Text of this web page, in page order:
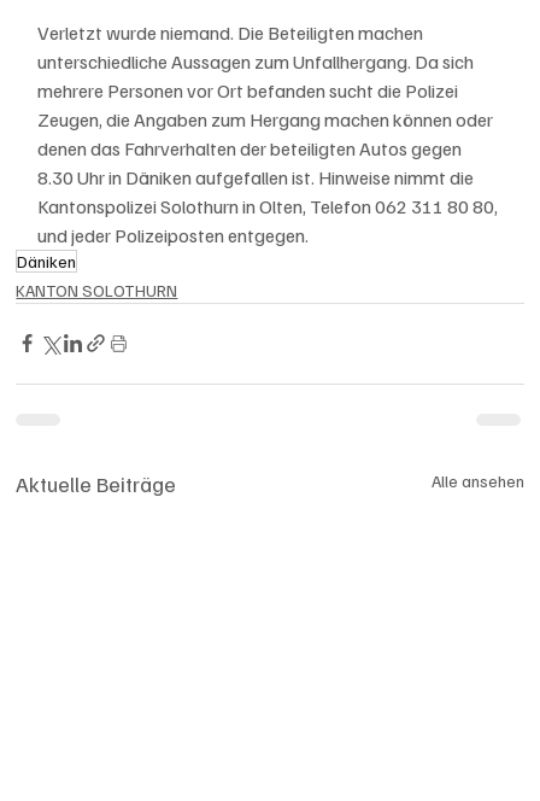
Verletzt wurde niemand. Die Beteiligten machen
unterschiedliche Aussagen zum Unfallhergang. Da sich
mehrere Personen vor Ort befanden sucht die Polizei
Zeugen, die Angaben zum Hergang machen können oder
denen das Fahrverhalten der beteiligten Autos gegen
8.30 Uhr in Däniken aufgefallen ist. Hinweise nimmt die
Kantonspolizei Solothurn in Olten, Telefon 062 311 80 80,
und jeder Polizeiposten entgegen.
Däniken
KANTON SOLOTHURN
Aktuelle Beiträge Alle ansehen